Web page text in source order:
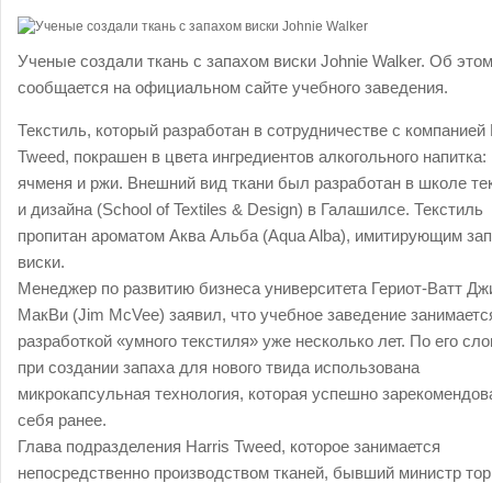
Ученые создали ткань с запахом виски Johnie Walker. Об этом
сообщается на официальном сайте учебного заведения.
Текстиль, который разработан в сотрудничестве с компанией
Tweed, покрашен в цвета ингредиентов алкогольного напитка:
ячменя и ржи. Внешний вид ткани был разработан в школе
и дизайна (School of Textiles & Design) в Галашилсе. Текстиль
пропитан ароматом Аква Альба (Aqua Alba), имитирующим
виски.
Менеджер по развитию бизнеса университета Гериот-Ватт
МакВи (Jim McVee) заявил, что учебное заведение
разработкой «умного текстиля» уже несколько лет. По его
при создании запаха для нового твида использована
микрокапсульная технология, которая успешно
себя ранее.
Глава подразделения Harris Tweed, которое занимается
непосредственно производством тканей, бывший министр